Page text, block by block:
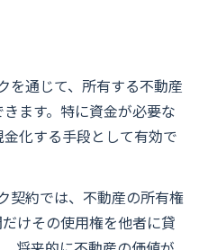
を通じて、所有する不動産
ます。特に資金が必要な
化する手段として有効で
契約では、不動産の所有権
けその使用権を他者に貸